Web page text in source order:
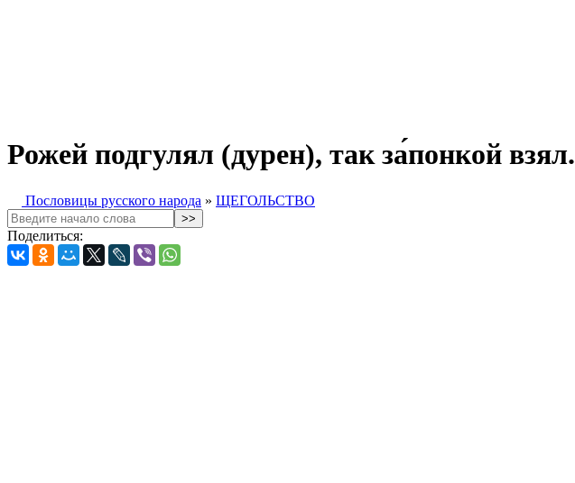
Рожей подгулял (дурен), так за́понкой взял.
Пословицы русского народа » ЩЕГОЛЬСТВО
Поделиться: